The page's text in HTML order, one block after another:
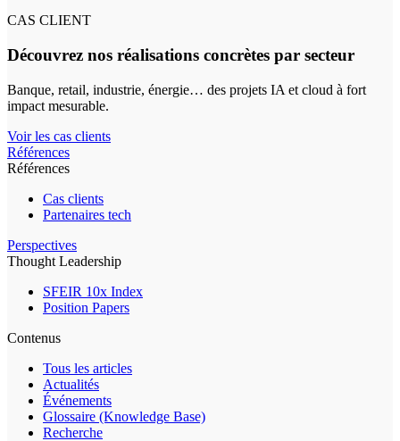
CAS CLIENT
Découvrez nos réalisations concrètes par secteur
Banque, retail, industrie, énergie… des projets IA et cloud à fort
impact mesurable.
Voir les cas clients
Références
Références
Cas clients
Partenaires tech
Perspectives
Thought Leadership
SFEIR 10x Index
Position Papers
Contenus
Tous les articles
Actualités
Événements
Glossaire (Knowledge Base)
Recherche